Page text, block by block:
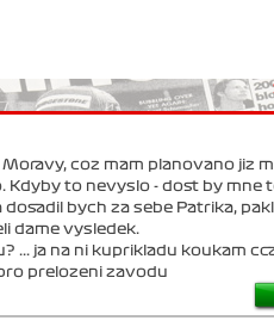
coz mam planovano jiz
Kdyby to nevyslo - dost by mne
bych za sebe Patrika,
dame vysledek.
... ja na ni kuprikladu koukam
prelozeni zavodu